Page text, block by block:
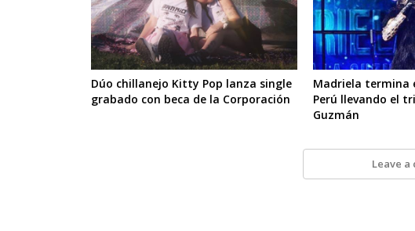
Dúo chillanejo Kitty Pop lanza single
grabado con beca de la Corporación
Madriela termina
Perú llevando el
Guzmán
Leave a